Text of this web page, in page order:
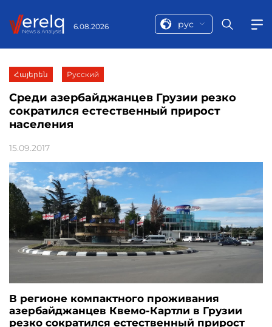
6.08.2026 рус
Հայերեն Русский
Среди азербайджанцев Грузии резко
сократился естественный прирост
населения
15.09.2017
В регионе компактного проживания
азербайджанцев Квемо-Картли в Грузии
резко сократился естественный прирост